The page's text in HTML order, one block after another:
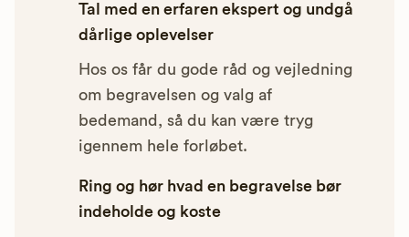
Tal med en erfaren ekspert og undgå
dårlige oplevelser
Hos os får du gode råd og vejledning
om begravelsen og valg af
bedemand, så du kan være tryg
igennem hele forløbet.
Ring og hør hvad en begravelse bør
indeholde og koste